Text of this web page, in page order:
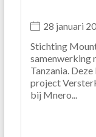
28 januari
Stichting
samenwerking
Tanzania.
project
bij Mnero...